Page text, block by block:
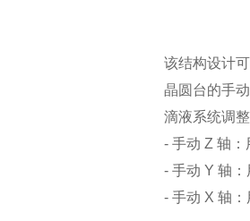
该结构设计
晶圆台的手
滴液系统调
- 手动 Z 轴
- 手动 Y 轴
- 手动 X 轴